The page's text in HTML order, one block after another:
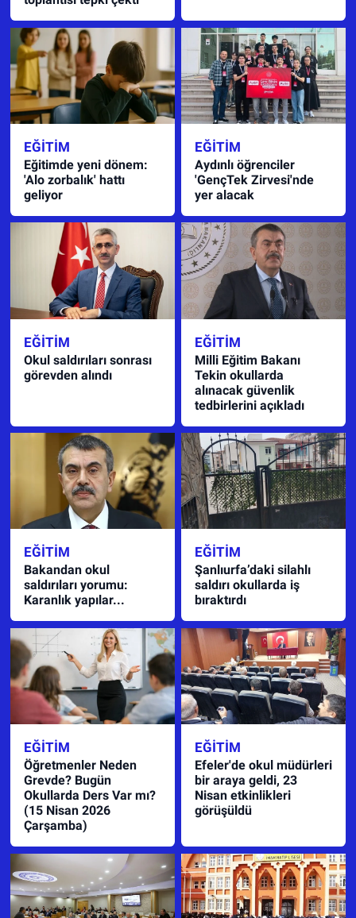
EĞITIM
Eğitimde yeni dönem:
'Alo zorbalık' hattı
geliyor
EĞITIM
Aydınlı öğrenciler
'GençTek Zirvesi'nde
yer alacak
EĞITIM
Okul saldırıları sonrası
görevden alındı
EĞITIM
Milli Eğitim Bakanı
Tekin okullarda
alınacak güvenlik
tedbirlerini açıkladı
EĞITIM
Bakandan okul
saldırıları yorumu:
Karanlık yapılar...
EĞITIM
Şanlıurfa’daki silahlı
saldırı okullarda iş
bıraktırdı
EĞITIM
Öğretmenler Neden
Grevde? Bugün
Okullarda Ders Var mı?
(15 Nisan 2026
Çarşamba)
EĞITIM
Efeler'de okul müdürleri
bir araya geldi, 23
Nisan etkinlikleri
görüşüldü